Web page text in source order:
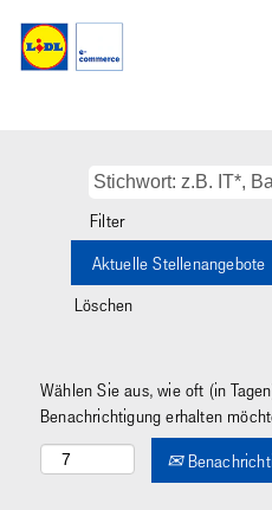
Filter
Löschen
Wählen Sie aus, wie oft (in
Benachrichtigung erhalten